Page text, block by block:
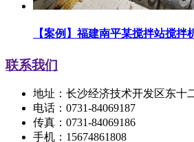
【案例】福建南平某搅拌站搅拌
联系我们
地址：长沙经济技术开发区东十
电话：0731-84069187
传真：0731-84069186
手机：15674861808